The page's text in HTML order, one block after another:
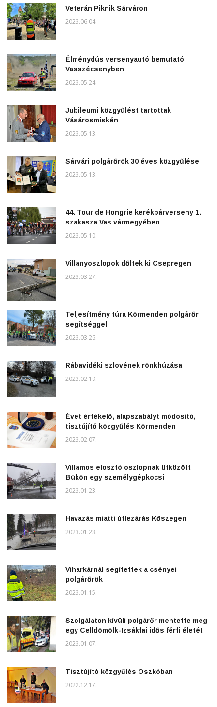
Veterán Piknik Sárváron
2023.06.04.
Élménydús versenyautó bemutató
Vasszécsenyben
2023.05.24.
Jubileumi közgyűlést tartottak
Vásárosmiskén
2023.05.13.
Sárvári polgárőrök 30 éves közgyűlése
2023.05.13.
44. Tour de Hongrie kerékpárverseny 1.
szakasza Vas vármegyében
2023.05.10.
Villanyoszlopok dőltek ki Csepregen
2023.03.27.
Teljesítmény túra Körmenden polgárőr
segítséggel
2023.03.26.
Rábavidéki szlovének rönkhúzása
2023.02.19.
Évet értékelő, alapszabályt módosító,
tisztújító közgyűlés Körmenden
2023.02.07.
Villamos elosztó oszlopnak ütközött
Bükön egy személygépkocsi
2023.01.23.
Havazás miatti útlezárás Kőszegen
2023.01.23.
Viharkárnál segítettek a csényei
polgárőrök
2023.01.15.
Szolgálaton kívüli polgárőr mentette meg
egy Celldömölk-Izsákfai idős férfi életét
2023.01.07.
Tisztújító közgyűlés Oszkóban
2022.12.17.